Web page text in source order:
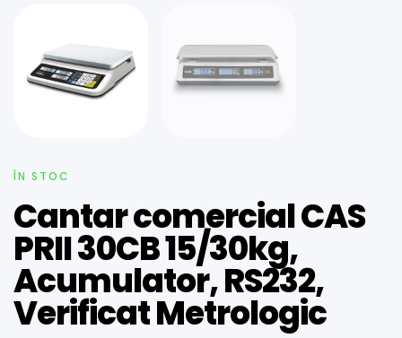
ÎN STOC
Cantar comercial CAS
PRII 30CB 15/30kg,
Acumulator, RS232,
Verificat Metrologic